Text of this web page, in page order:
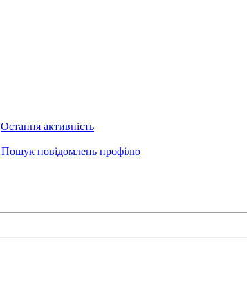
Остання активність
Пошук повідомлень профілю